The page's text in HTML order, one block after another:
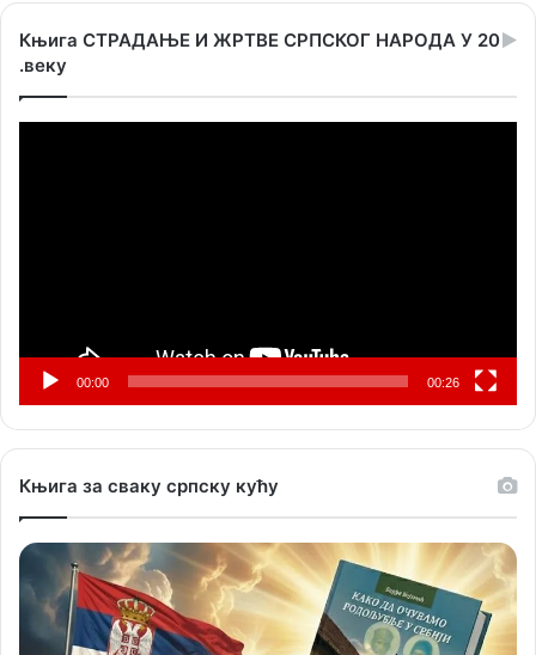
Књига СТРАДАЊЕ И ЖРТВЕ СРПСКОГ НАРОДА У 20
.веку
00:00 00:26
Књига за сваку српску кућу